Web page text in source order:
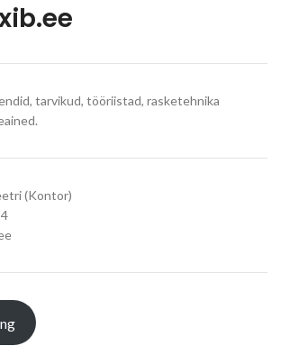
tarvikud, tööriistad, rasketehnika
(Kontor)